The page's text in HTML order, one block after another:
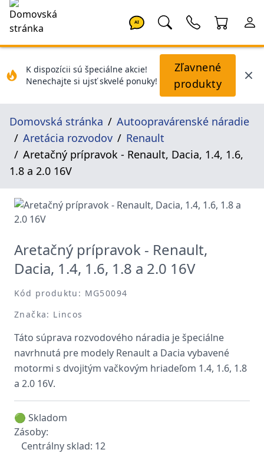
AI
K dispozícii sú špeciálne akcie!
Nenechajte si ujsť skvelé ponuky!
Zľavnené
produkty
Domovská stránka
Autoopravárenské náradie
Aretácia rozvodov
Renault
Aretačný prípravok - Renault, Dacia, 1.4, 1.6,
1.8 a 2.0 16V
Aretačný prípravok - Renault,
Dacia, 1.4, 1.6, 1.8 a 2.0 16V
Kód produktu: MG50094
Značka: Lincos
Táto súprava rozvodového náradia je špeciálne
navrhnutá pre modely Renault a Dacia vybavené
motormi s dvojitým vačkovým hriadeľom 1.4, 1.6, 1.8
a 2.0 16V.
🟢 Skladom
Zásoby:
Centrálny sklad: 12